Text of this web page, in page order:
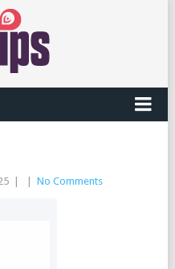
No Comments